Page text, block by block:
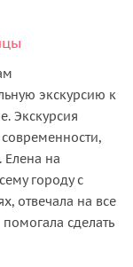
экскурсию к
Экскурсия
Елена на
городу с
отвечала на все
сделать